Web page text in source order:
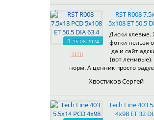
602
604
607
614
622
624
625
626
15.08.2024
RST R008
5x108 ET 50.5
Диски клевые.
фотки нельзя
да и сайт
(вот
норм. А ценник просто
Хвостиков Сергей
Tech Line 403
4x98 ET 32